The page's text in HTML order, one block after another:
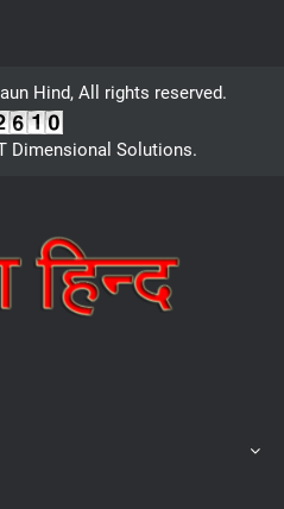
Hind, All rights reserved.
Dimensional Solutions.